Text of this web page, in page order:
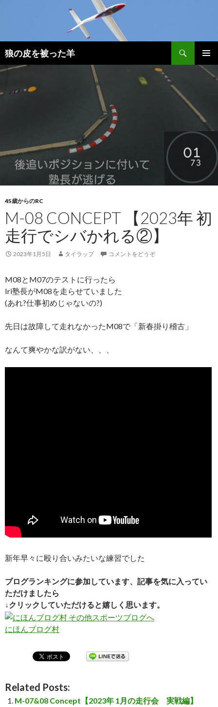
狼の皮を被った羊
検
索
メインメ
ニュー
ン
45歳からのRC
M-08 CONCEPT 【2023年 初
走行でシバかれる②】
2023年1月5日 タイラップ コメントをどうぞ
M08とM07のテストに行ったら
Iri塾長がM08を走らせていました
(あれ?仕事初めじゃないの?)
先日は故障して走れなかったM08で「新春掛り稽古」
なんて爽やかな訳がない、、、
新年早々に殴り合いみたいな練習でした
ブログランキングに参加しています、記事を気に入ってい
ただけましたら
↓クリックしていただけると嬉しく思います。
にほんブログ村
Related Posts:
M-07&08 Concept【2023年 1月の走行会 実戦編】